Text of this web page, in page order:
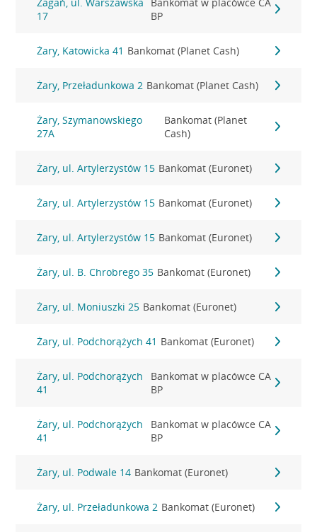
17
BP
Żary, Katowicka 41 Bankomat (Planet Cash)
Żary, Przeładunkowa 2 Bankomat (Planet Cash)
Żary, Szymanowskiego
27A
Bankomat (Planet
Cash)
Żary, ul. Artylerzystów 15 Bankomat (Euronet)
Żary, ul. Artylerzystów 15 Bankomat (Euronet)
Żary, ul. Artylerzystów 15 Bankomat (Euronet)
Żary, ul. B. Chrobrego 35 Bankomat (Euronet)
Żary, ul. Moniuszki 25 Bankomat (Euronet)
Żary, ul. Podchorążych 41 Bankomat (Euronet)
Żary, ul. Podchorążych
41
Bankomat w placówce CA
BP
Żary, ul. Podchorążych
41
Bankomat w placówce CA
BP
Żary, ul. Podwale 14 Bankomat (Euronet)
Żary, ul. Przeładunkowa 2 Bankomat (Euronet)